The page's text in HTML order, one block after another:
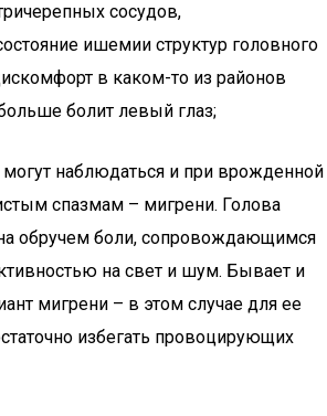
сосудов,
ишемии структур головного
в каком-то из районов
болит левый глаз;
наблюдаться и при врожденной
спазмам – мигрени. Голова
обручем боли, сопровождающимся
на свет и шум. Бывает и
мигрени – в этом случае для ее
избегать провоцирующих